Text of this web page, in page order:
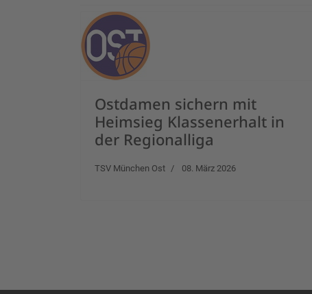
Ostdamen sichern mit
Heimsieg Klassenerhalt in
der Regionalliga
TSV München Ost 08. März 2026